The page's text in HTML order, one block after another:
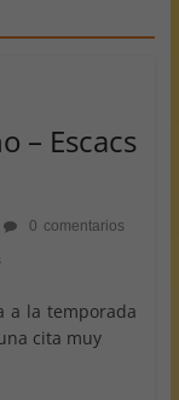
– Escacs
0 comentarios
a la temporada
cita muy